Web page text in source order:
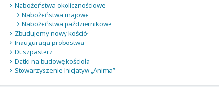
Nabożeństwa okolicznościowe
Nabożeństwa majowe
Nabożeństwa październikowe
Zbudujemy nowy kościół
Inauguracja probostwa
Duszpasterz
Datki na budowę kościoła
Stowarzyszenie Inicjatyw „Anima”